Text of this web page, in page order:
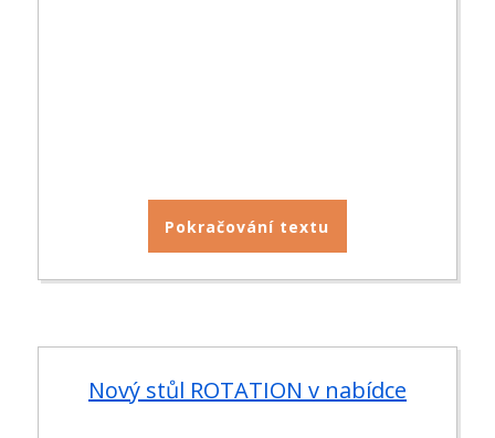
Pokračování textu
Nový stůl ROTATION v nabídce